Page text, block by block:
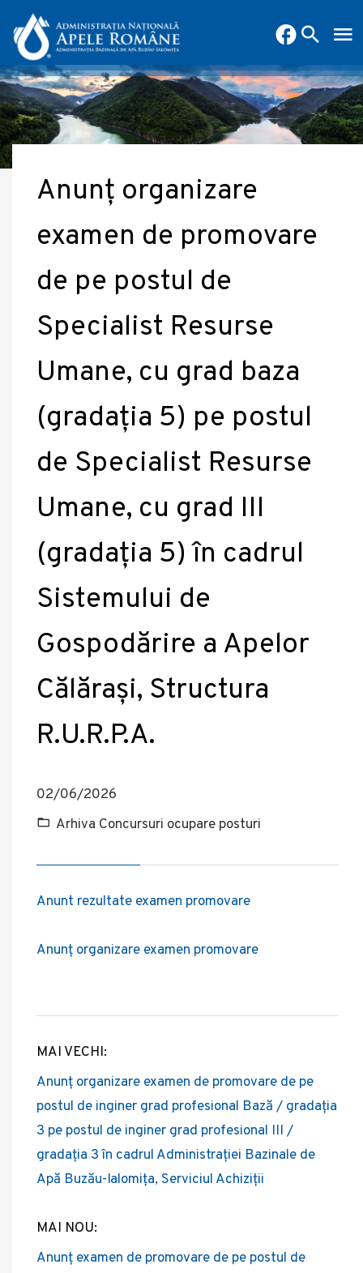
Anunț organizare
examen de promovare
de pe postul de
Specialist Resurse
Umane, cu grad baza
(gradația 5) pe postul
de Specialist Resurse
Umane, cu grad III
(gradația 5) în cadrul
Sistemului de
Gospodărire a Apelor
Călărași, Structura
R.U.R.P.A.
02/06/2026
Arhiva Concursuri ocupare posturi
Anunt rezultate examen promovare
Anunț organizare examen promovare
Post
navigation
MAI VECHI:
Anunț organizare examen de promovare de pe
postul de inginer grad profesional Bază / gradația
3 pe postul de inginer grad profesional III /
gradația 3 în cadrul Administrației Bazinale de
Apă Buzău-Ialomița, Serviciul Achiziții
MAI NOU:
Anunț examen de promovare de pe postul de